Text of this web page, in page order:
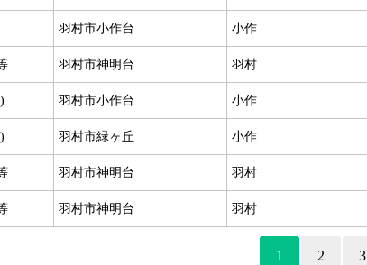
羽村市小作台 小作
羽村市神明台 羽村
羽村市小作台 小作
羽村市緑ヶ丘 小作
羽村市神明台 羽村
羽村市神明台 羽村
1 2 3